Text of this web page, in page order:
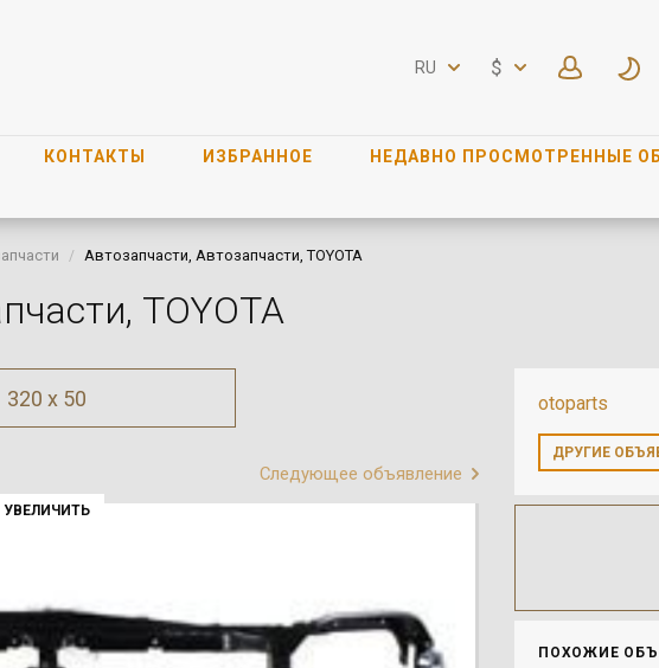
RU $
КОНТАКТЫ ИЗБРАННОЕ НЕДАВНО ПРОСМОТРЕННЫЕ
Автозапчасти, Автозапчасти, TOYOTA
TOYOTA
otoparts
ДРУГИЕ
ПОХОЖИЕ
320 x 50
Следующее объявление
УВЕЛИЧИТЬ